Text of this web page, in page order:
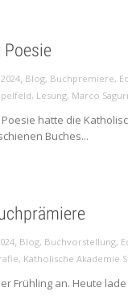
, Blog, Buchpremiere,
, Lesung, Marco
hatte die
Buches...
, Blog, Buchvorstellung,
, Katholische Akademie
Frühling an. Heute